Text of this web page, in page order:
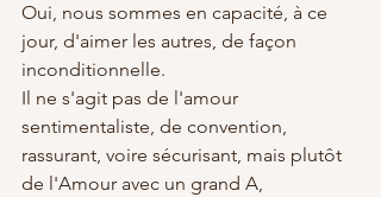
Oui, nous sommes en capacité, à ce
jour, d'aimer les autres, de façon
inconditionnelle.
Il ne s'agit pas de l'amour
sentimentaliste, de convention,
rassurant, voire sécurisant, mais plutôt
de l'Amour avec un grand A,